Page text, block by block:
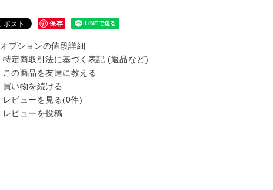
保存
オプションの値段詳細
特定商取引法に基づく表記 (返品など)
この商品を友達に教える
買い物を続ける
レビューを見る(0件)
レビューを投稿